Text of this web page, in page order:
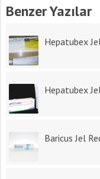
Benzer Yazılar
Hepatubex
Hepatubex
Baricus Jel